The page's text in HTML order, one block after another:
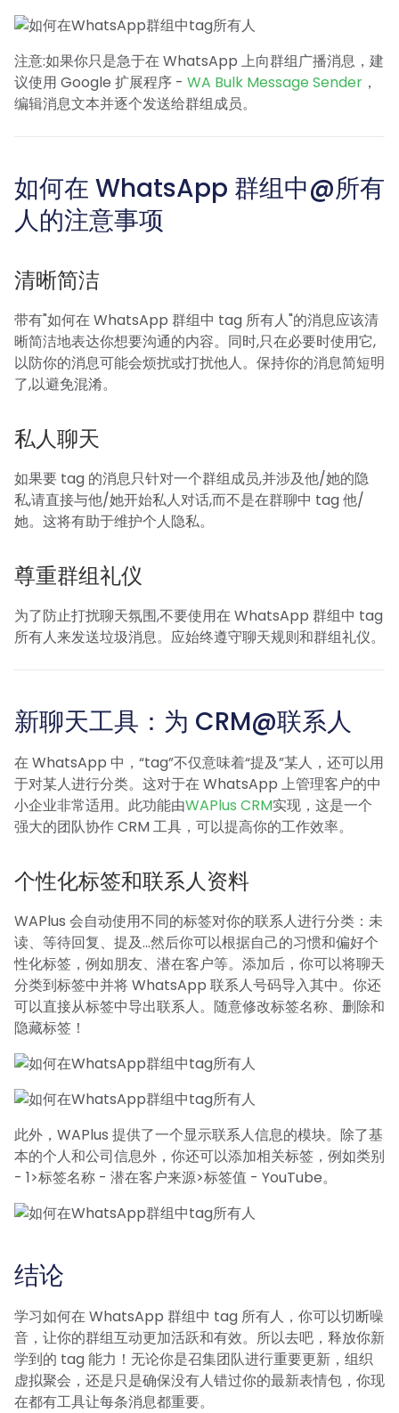
注意:如果你只是急于在 WhatsApp 上向群组广播消息，建
议使用 Google 扩展程序 - WA Bulk Message Sender ，
编辑消息文本并逐个发送给群组成员。
如何在 WhatsApp 群组中@所有
人的注意事项
清晰简洁
带有"如何在 WhatsApp 群组中 tag 所有人"的消息应该清
晰简洁地表达你想要沟通的内容。同时,只在必要时使用它,
以防你的消息可能会烦扰或打扰他人。保持你的消息简短明
了,以避免混淆。
私人聊天
如果要 tag 的消息只针对一个群组成员,并涉及他/她的隐
私,请直接与他/她开始私人对话,而不是在群聊中 tag 他/
她。这将有助于维护个人隐私。
尊重群组礼仪
为了防止打扰聊天氛围,不要使用在 WhatsApp 群组中 tag
所有人来发送垃圾消息。应始终遵守聊天规则和群组礼仪。
新聊天工具：为 CRM@联系人
在 WhatsApp 中，“tag”不仅意味着“提及”某人，还可以用
于对某人进行分类。这对于在 WhatsApp 上管理客户的中
小企业非常适用。此功能由WAPlus CRM实现，这是一个
强大的团队协作 CRM 工具，可以提高你的工作效率。
个性化标签和联系人资料
WAPlus 会自动使用不同的标签对你的联系人进行分类：未
读、等待回复、提及...然后你可以根据自己的习惯和偏好个
性化标签，例如朋友、潜在客户等。添加后，你可以将聊天
分类到标签中并将 WhatsApp 联系人号码导入其中。你还
可以直接从标签中导出联系人。随意修改标签名称、删除和
隐藏标签！
此外，WAPlus 提供了一个显示联系人信息的模块。除了基
本的个人和公司信息外，你还可以添加相关标签，例如类别
- 1>标签名称 - 潜在客户来源>标签值 - YouTube。
结论
学习如何在 WhatsApp 群组中 tag 所有人，你可以切断噪
音，让你的群组互动更加活跃和有效。所以去吧，释放你新
学到的 tag 能力！无论你是召集团队进行重要更新，组织
虚拟聚会，还是只是确保没有人错过你的最新表情包，你现
在都有工具让每条消息都重要。